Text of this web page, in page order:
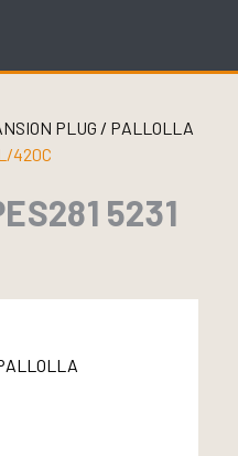
PLUG / PALLOLLA
420C
5231